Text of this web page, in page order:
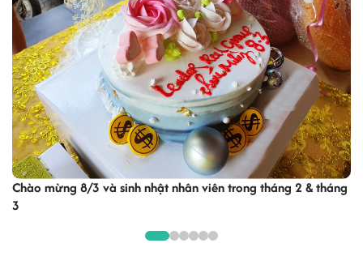
mừng 8/3 và sinh nhật nhân viên trong tháng 2 & tháng Office